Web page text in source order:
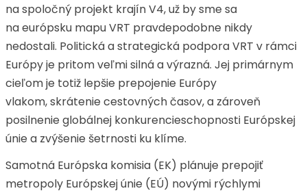
na spoločný projekt krajín V4, už by sme sa
na európsku mapu VRT pravdepodobne nikdy
nedostali. Politická a strategická podpora VRT v rámci
Európy je pritom veľmi silná a výrazná. Jej primárnym
cieľom je totiž lepšie prepojenie Európy
vlakom, skrátenie cestovných časov, a zároveň
posilnenie globálnej konkurencieschopnosti Európskej
únie a zvýšenie šetrnosti ku klíme.
Samotná Európska komisia (EK) plánuje prepojiť
metropoly Európskej únie (EÚ) novými rýchlymi